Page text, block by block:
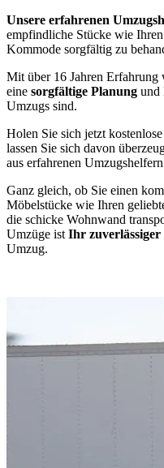
Unsere erfahrenen
empfindliche Stücke wie
Kommode sorgfältig zu
Mit über 16 Jahren Erfahrung
eine sorgfältige Planung und
Umzugs sind.
Holen Sie sich jetzt
lassen Sie sich davon
aus erfahrenen
Ganz gleich, ob Sie einen
Möbelstücke wie Ihren
die schicke Wohnwand
Umzüge ist Ihr
Umzug.